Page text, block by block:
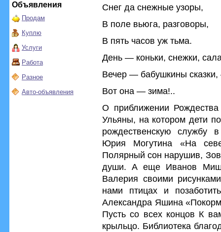
Объявления
Продам
Куплю
Услуги
Работа
Разное
Авто-объявления
Снег да снежные узоры,
В поле вьюга, разговоры,
В пять часов уж тьма.
День — коньки, снежки,
Вечер — бабушкины
Вот она — зима!..
О приближении Рождества
Ульяны, на котором дети
рождественскую службу
Юрия Могутина «На
Полярный сон нарушив,
души. А еще Иванов
Валерия своими
нами птицах и
Александра Яшина
Пусть со всех концов К
крыльцо. Библиотека